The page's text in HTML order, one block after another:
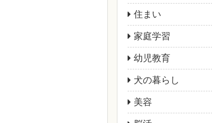
住まい
家庭学習
幼児教育
犬の暮らし
美容